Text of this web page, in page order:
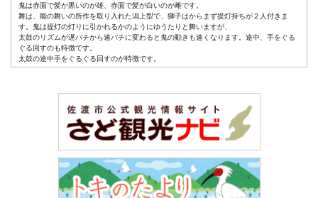
鬼は赤面で髪が黒いのが雄、赤面で髪が白いのが雌です。
舞は、能の舞いの所作を取り入れた潟上型で、獅子はからまず提灯持ちが２人付きま
す。鬼は提灯の灯りに引かれるかのようにゆうたりと舞いますが、
太鼓のリズムが遅バチから速バチに変わると鬼の動きも速くなります。途中、手をぐる
ぐる回すのも特徴です。
太鼓の途中手をぐるぐる回すのが特徴です。